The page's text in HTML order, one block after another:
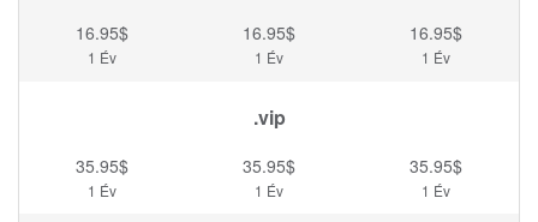
16.95$
1 Év
16.95$
1 Év
16.95$
1 Év
.vip
35.95$
1 Év
35.95$
1 Év
35.95$
1 Év